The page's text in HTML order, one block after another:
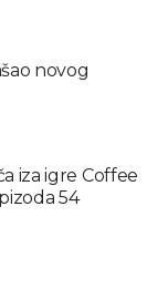
novog
iza igre Coffee
54